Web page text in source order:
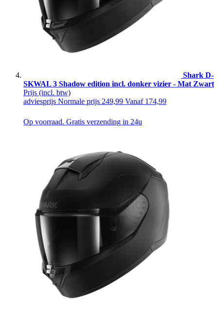
Shark D-
SKWAL 3 Shadow edition incl. donker vizier - Mat Zwart
Prijs (incl. btw)
adviesprijs Normale prijs 249,99 Vanaf 174,99
Op voorraad. Gratis verzending in 24u